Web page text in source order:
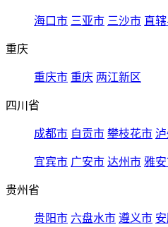
海口市 三亚市 三沙市 直
重庆
重庆市 重庆 两江新区
四川省
成都市 自贡市 攀枝花市
宜宾市 广安市 达州市 雅
贵州省
贵阳市 六盘水市 遵义市